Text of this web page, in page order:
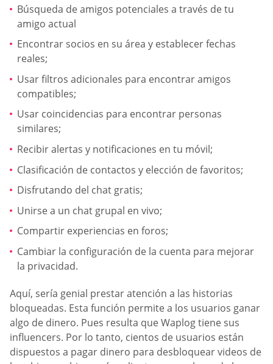
Búsqueda de amigos potenciales a través de tu
amigo actual
Encontrar socios en su área y establecer fechas
reales;
Usar filtros adicionales para encontrar amigos
compatibles;
Usar coincidencias para encontrar personas
similares;
Recibir alertas y notificaciones en tu móvil;
Clasificación de contactos y elección de favoritos;
Disfrutando del chat gratis;
Unirse a un chat grupal en vivo;
Compartir experiencias en foros;
Cambiar la configuración de la cuenta para mejorar
la privacidad.
Aquí, sería genial prestar atención a las historias
bloqueadas. Esta función permite a los usuarios ganar
algo de dinero. Pues resulta que Waplog tiene sus
influencers. Por lo tanto, cientos de usuarios están
dispuestos a pagar dinero para desbloquear videos de